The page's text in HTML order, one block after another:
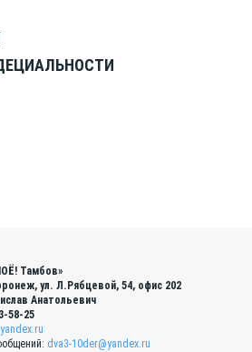
Тамбов»
ул. Л.Рябцевой, 54, офис 202
Анатольевич
58-25
dva3-10der@yandex.ru